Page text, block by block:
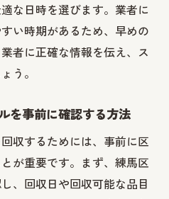
処分のための地域イベン
回収のための新技術の
ジカルな不用品回収事例
いトラブルとその防止策
ル事例とその解決策
トラブル回避のためのチ
な日時を選びます。業者に
い時期があるため、早めの
者に正確な情報を伝え、ス
う。
を事前に確認する方法
収するためには、事前に区
が重要です。まず、練馬区
、回収日や回収可能な品目